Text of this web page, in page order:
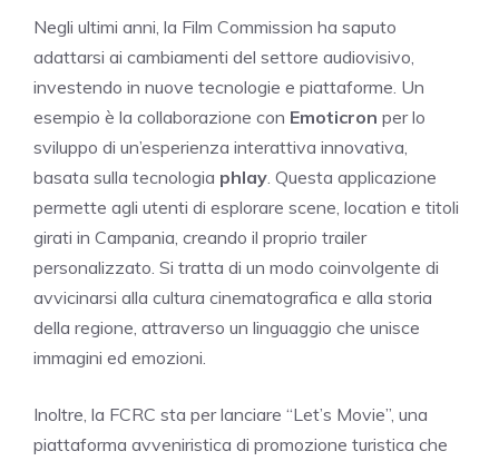
Negli ultimi anni, la Film Commission ha saputo
adattarsi ai cambiamenti del settore audiovisivo,
investendo in nuove tecnologie e piattaforme. Un
esempio è la collaborazione con Emoticron per lo
sviluppo di un’esperienza interattiva innovativa,
basata sulla tecnologia phlay . Questa applicazione
permette agli utenti di esplorare scene, location e titoli
girati in Campania, creando il proprio trailer
personalizzato. Si tratta di un modo coinvolgente di
avvicinarsi alla cultura cinematografica e alla storia
della regione, attraverso un linguaggio che unisce
immagini ed emozioni.
Inoltre, la FCRC sta per lanciare “Let’s Movie”, una
piattaforma avveniristica di promozione turistica che